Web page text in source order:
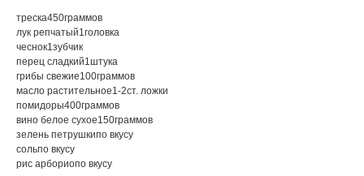
треска450граммов
лук репчатый1головка
чеснок1зубчик
перец сладкий1штука
грибы свежие100граммов
масло растительное1-2ст. ложки
помидоры400граммов
вино белое сухое150граммов
зелень петрушкипо вкусу
сольпо вкусу
рис арбориопо вкусу